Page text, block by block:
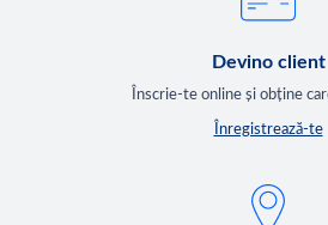
Devino client
Înscrie-te online și obține
Înregistrează-te